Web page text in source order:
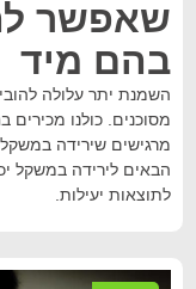
שאפשר
בהם מיד
השמנת יתר עלולה
מסוכנים. כולנו
מרגישים שירידה
הבאים לירידה במשקל
לתוצאות יעילות.